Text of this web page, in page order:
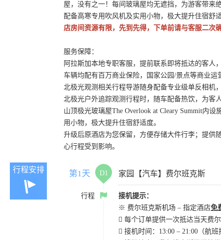
屋，没有之一！每间玻璃屋均无遮挡，为游客带来
配备高寒专用吹风机及实用小物，极大提升住宿舒
店房间资源有限，先到先得，下单前请与客服二次
服务保障：
阿拉斯加本地专职客服，提前联系即将抵达的客人
车辆均配有百万商业保险，国家公园/景点等商业
北极光观测相关行程导游随身配备专业级单反相机
北极光户外追踪观测行程时，随车配备热饮，为客
山顶极光玻璃屋The Overlook at Cleary Summit内
用小物，极大提升住宿舒适度。
升级后原酒店为您保留，方便存储大件行李；提供
心行程受到影响。
行程安排 第1天 D1 家园【汽车】费尔班克斯
行程
接机提示：
※ 费尔班克斯机场 – 指定酒店免
 每个订单提供一次抵达当天费
 接机时间：13:00 – 21:00（航